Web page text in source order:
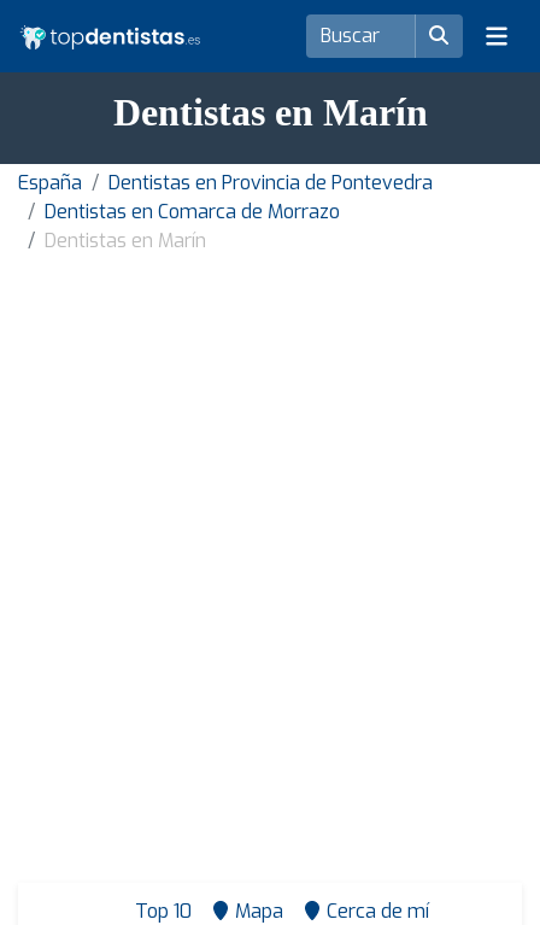
Dentistas en Marín
España
Dentistas en Provincia de Pontevedra
Dentistas en Comarca de Morrazo
Dentistas en Marín
Top 10 Mapa Cerca de mí